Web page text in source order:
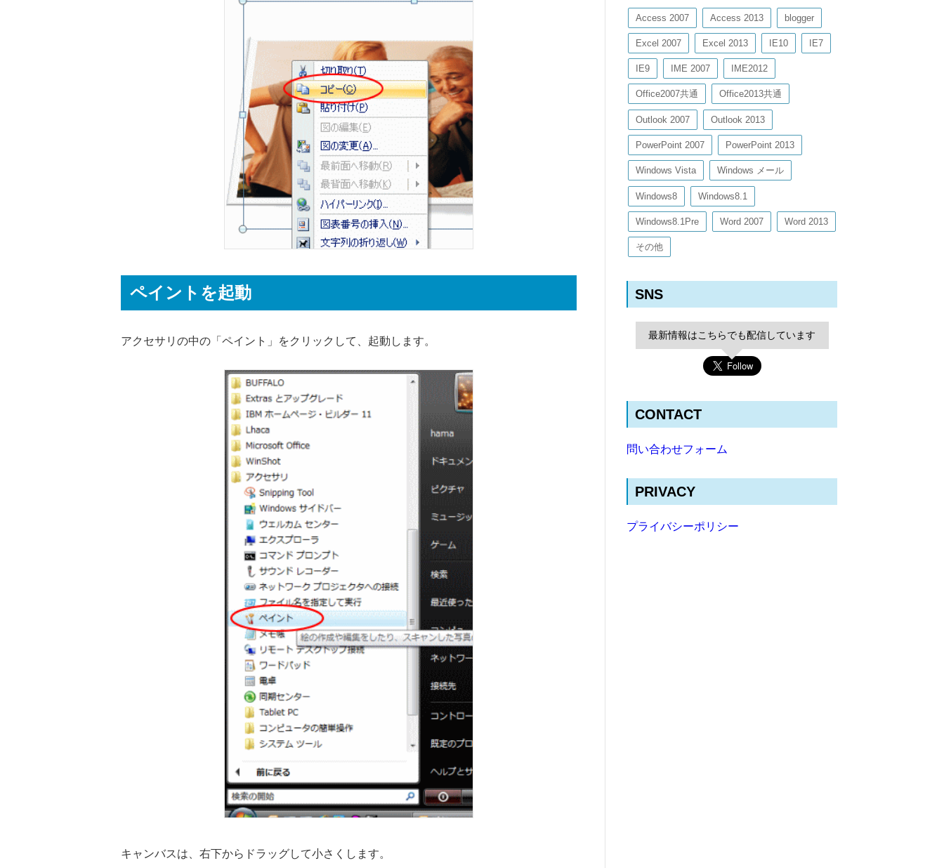
ペイントを起動
アクセサリの中の「ペイント」をクリックして、起動します。
キャンバスは、右下からドラッグして小さくします。
Access 2007 Access 2013 blogger
Excel 2007 Excel 2013 IE10 IE7
IE9 IME 2007 IME2012
Office2007共通 Office2013共通
Outlook 2007 Outlook 2013
PowerPoint 2007 PowerPoint 2013
Windows Vista Windows メール
Windows8 Windows8.1
Windows8.1Pre Word 2007 Word 2013
その他
SNS
最新情報はこちらでも配信しています
CONTACT
問い合わせフォーム
PRIVACY
プライバシーポリシー